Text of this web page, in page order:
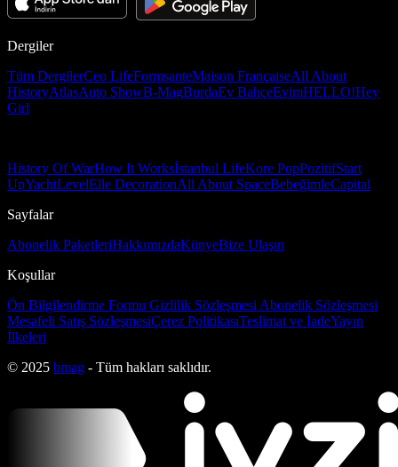
Dergiler
Tüm DergilerCeo LifeFormsanteMaison FrançaiseAll About
HistoryAtlasAuto ShowB-MagBurdaEv BahçeEvimHELLO!Hey
Girl
History Of WarHow It Worksİstanbul LifeKore PopPozitifStart
UpYachtLevelElle DecorationAll About SpaceBebeğimleCapital
Sayfalar
Abonelik PaketleriHakkımızdaKünyeBize Ulaşın
Koşullar
Ön Bilgilendirme Formu Gizlilik Sözleşmesi Abonelik Sözleşmesi
Mesafeli Satış SözleşmesiÇerez PolitikasıTeslimat ve İadeYayın
İlkeleri
© 2025 bmag - Tüm hakları saklıdır.